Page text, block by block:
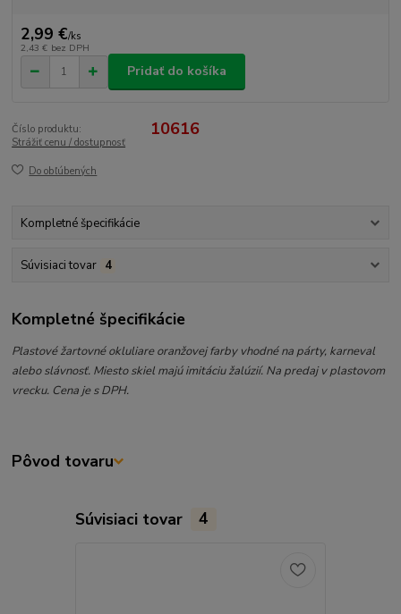
2,99 €/ks
2,43 € bez DPH
Pridať do košíka
Číslo produktu: 10616
Strážiť cenu / dostupnosť
Do obľúbených
Kompletné špecifikácie
Súvisiaci tovar 4
Kompletné špecifikácie
Plastové žartovné okluliare oranžovej farby vhodné na párty, karneval
alebo slávnosť. Miesto skiel majú imitáciu žalúzií. Na predaj v plastovom
vrecku. Cena je s DPH.
Pôvod tovaru
Súvisiaci tovar 4